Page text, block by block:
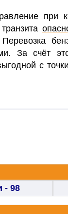
при
Перевозка
За счёт
с
- 98